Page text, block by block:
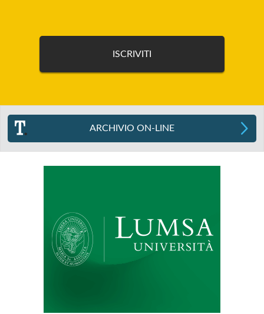
ARCHIVIO ON-LINE